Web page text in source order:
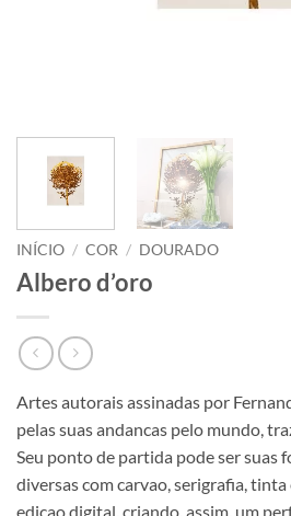
INÍCIO / COR / DOURADO
Albero d’oro
Artes autorais assinadas por
pelas suas andancas pelo mundo,
Seu ponto de partida pode ser suas
diversas com carvao, serigrafia,
edicao digital, criando, assim, um